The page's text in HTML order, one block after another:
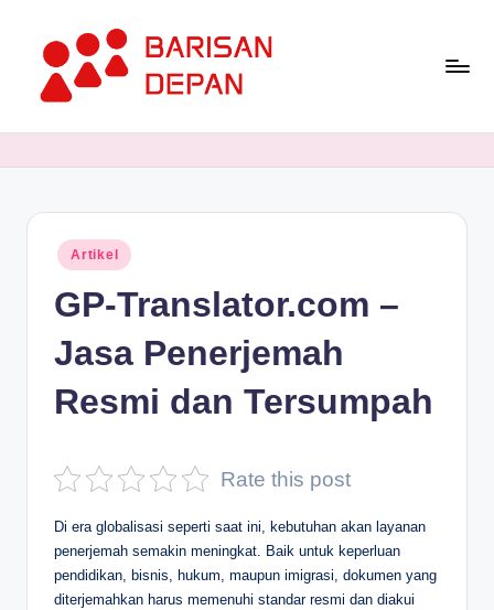
content
B
D
Terupdate
Posted
in
Artikel
GP-Translator.com –
Jasa Penerjemah
Resmi dan Tersumpah
Rate this post
Di era globalisasi seperti saat ini, kebutuhan akan layanan
penerjemah semakin meningkat. Baik untuk keperluan
pendidikan, bisnis, hukum, maupun imigrasi, dokumen yang
diterjemahkan harus memenuhi standar resmi dan diakui